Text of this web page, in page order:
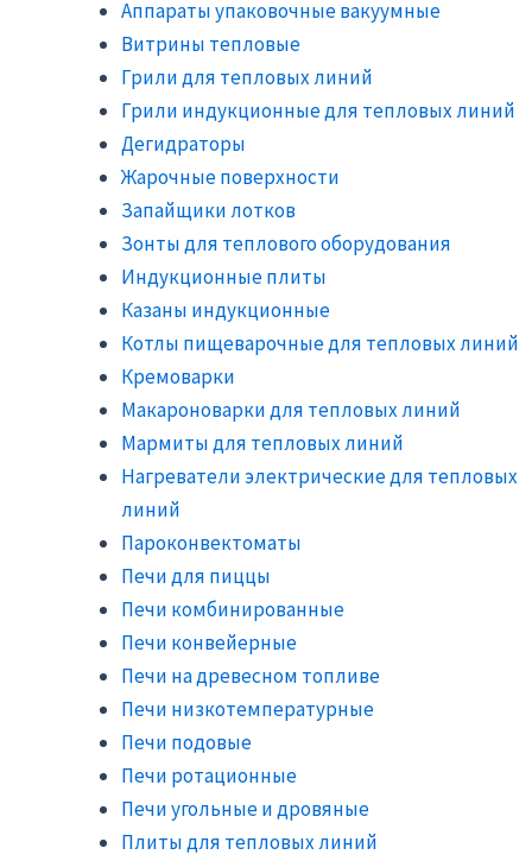
Аппараты упаковочные вакуумные
Витрины тепловые
Грили для тепловых линий
Грили индукционные для тепловых линий
Дегидраторы
Жарочные поверхности
Запайщики лотков
Зонты для теплового оборудования
Индукционные плиты
Казаны индукционные
Котлы пищеварочные для тепловых линий
Кремоварки
Макароноварки для тепловых линий
Мармиты для тепловых линий
Нагреватели электрические для тепловых
линий
Пароконвектоматы
Печи для пиццы
Печи комбинированные
Печи конвейерные
Печи на древесном топливе
Печи низкотемпературные
Печи подовые
Печи ротационные
Печи угольные и дровяные
Плиты для тепловых линий